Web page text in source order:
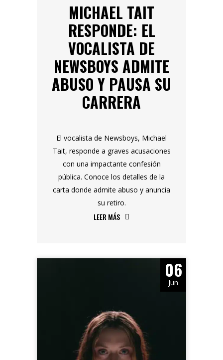
MICHAEL TAIT
RESPONDE: EL
VOCALISTA DE
NEWSBOYS ADMITE
ABUSO Y PAUSA SU
CARRERA
El vocalista de Newsboys, Michael
Tait, responde a graves acusaciones
con una impactante confesión
pública. Conoce los detalles de la
carta donde admite abuso y anuncia
su retiro.
LEER MÁS
06
Jun